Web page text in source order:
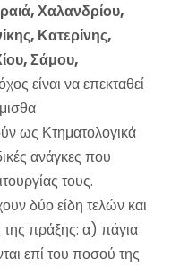
Χαλανδρίου,
Κατερίνης,
Σάμου,
είναι να επεκταθεί
ως Κτηματολογικά
ανάγκες που
τους.
δύο είδη τελών και
της πράξης: α) πάγια
επί του ποσού της